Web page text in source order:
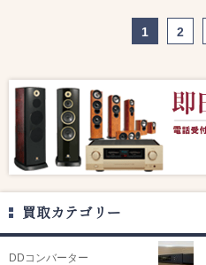
1 2
買取カテゴリー
DDコンバーター